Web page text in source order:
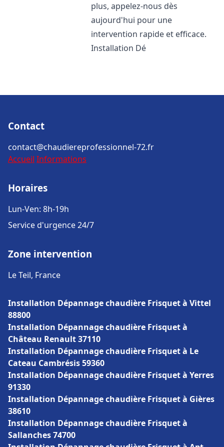
plus, appelez-nous dès
aujourd'hui pour une
intervention rapide et efficace.
Installation Dé
Contact
contact@chaudiereprofessionnel-72.fr
Accueil Informations
Horaires
Lun-Ven: 8h-19h
Service d'urgence 24/7
Zone intervention
Le Teil, France
Installation Dépannage chaudière Frisquet à Vittel
88800
Installation Dépannage chaudière Frisquet à
Château Renault 37110
Installation Dépannage chaudière Frisquet à Le
Cateau Cambrésis 59360
Installation Dépannage chaudière Frisquet à Yerres
91330
Installation Dépannage chaudière Frisquet à Gières
38610
Installation Dépannage chaudière Frisquet à
Sallanches 74700